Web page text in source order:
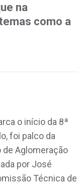
na
como a
o início da 8ª
foi palco da
de Aglomeração
por José
Técnica de